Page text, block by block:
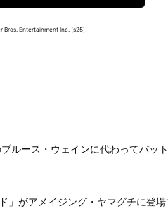
Bros. Entertainment Inc. (s25)
ルース・ウェインに代わってバッ
」がアメイジング・ヤマグチに登場